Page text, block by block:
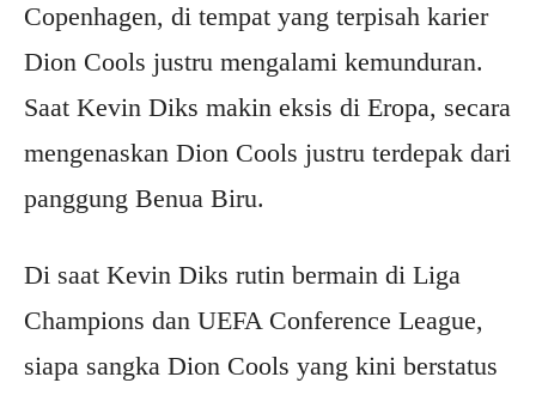
Copenhagen, di tempat yang terpisah karier
Dion Cools justru mengalami kemunduran.
Saat Kevin Diks makin eksis di Eropa, secara
mengenaskan Dion Cools justru terdepak dari
panggung Benua Biru.
Di saat Kevin Diks rutin bermain di Liga
Champions dan UEFA Conference League,
siapa sangka Dion Cools yang kini berstatus